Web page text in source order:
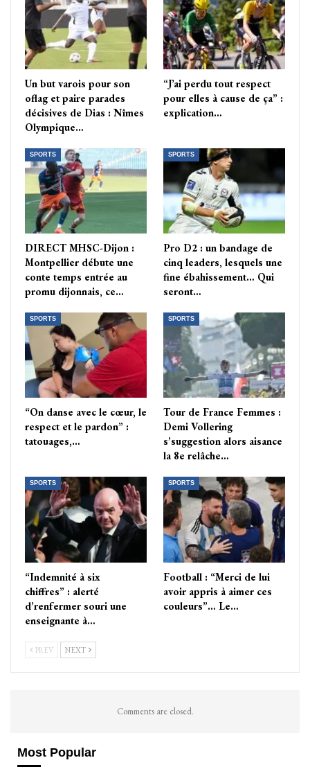
Un but varois pour son
oflag et paire parades
décisives de Dias : Nîmes
Olympique…
“J’ai perdu tout respect
pour elles à cause de ça” :
explication…
SPORTS
DIRECT MHSC-Dijon :
Montpellier débute une
conte temps entrée au
promu dijonnais, ce…
SPORTS
Pro D2 : un bandage de
cinq leaders, lesquels une
fine ébahissement… Qui
seront…
SPORTS
“On danse avec le cœur, le
respect et le pardon” :
tatouages,…
SPORTS
Tour de France Femmes :
Demi Vollering
s’suggestion alors aisance
la 8e relâche…
SPORTS
“Indemnité à six
chiffres” : alerté
d’renfermer souri une
enseignante à…
SPORTS
Football : “Merci de lui
avoir appris à aimer ces
couleurs”… Le…
PREV NEXT
Comments are closed.
Most Popular